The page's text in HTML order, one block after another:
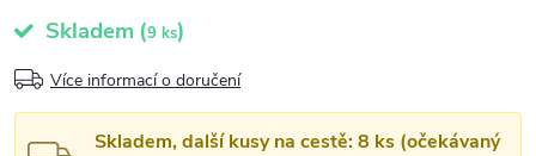
Skladem (9 ks)
Více informací o doručení
Skladem, další kusy na cestě: 8 ks (očekávaný